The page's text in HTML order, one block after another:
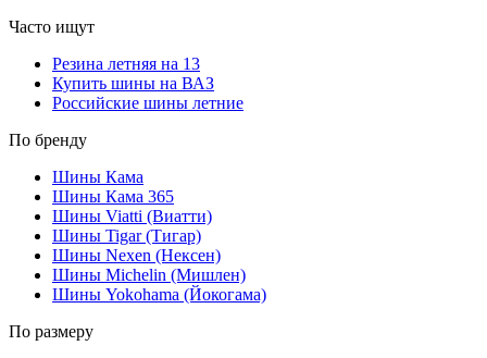
Часто ищут
Резина летняя на 13
Купить шины на ВАЗ
Российские шины летние
По бренду
Шины Кама
Шины Кама 365
Шины Viatti (Виатти)
Шины Tigar (Тигар)
Шины Nexen (Нексен)
Шины Michelin (Мишлен)
Шины Yokohama (Йокогама)
По размеру